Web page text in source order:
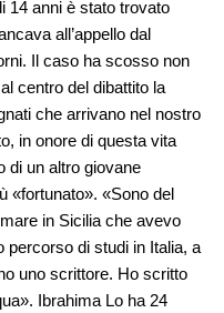
14 anni è stato trovato
all’appello dal
Il caso ha scosso non
centro del dibattito la
che arrivano nel nostro
in onore di questa vita
di un altro giovane
«fortunato». «Sono del
in Sicilia che avevo
percorso di studi in Italia, a
uno scrittore. Ho scritto
Ibrahima Lo ha 24